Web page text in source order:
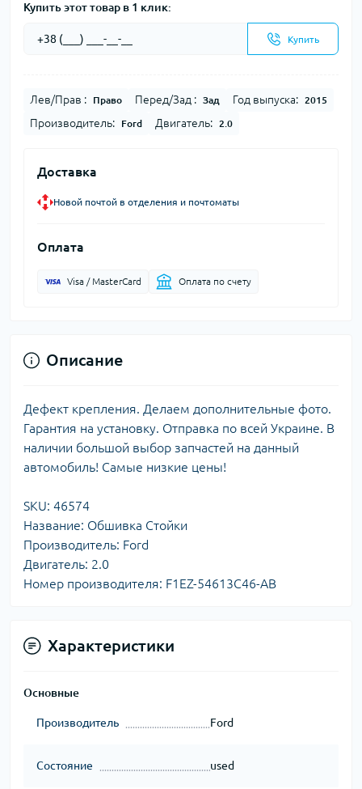
Купить этот товар в 1 клик:
Купить
Лев/Прав : Право Перед/Зад : Зад Год выпуска: 2015
Производитель: Ford Двигатель: 2.0
Доставка
Новой почтой в отделения и почтоматы
Оплата
Visa / MasterCard Оплата по счету
Описание
Дефект крепления. Делаем дополнительные фото.
Гарантия на установку. Отправка по всей Украине. В
наличии большой выбор запчастей на данный
автомобиль! Самые низкие цены!
SKU: 46574
Название: Обшивка Стойки
Производитель: Ford
Двигатель: 2.0
Номер производителя: F1EZ-54613C46-AB
Характеристики
Основные
Производитель Ford
Состояние used